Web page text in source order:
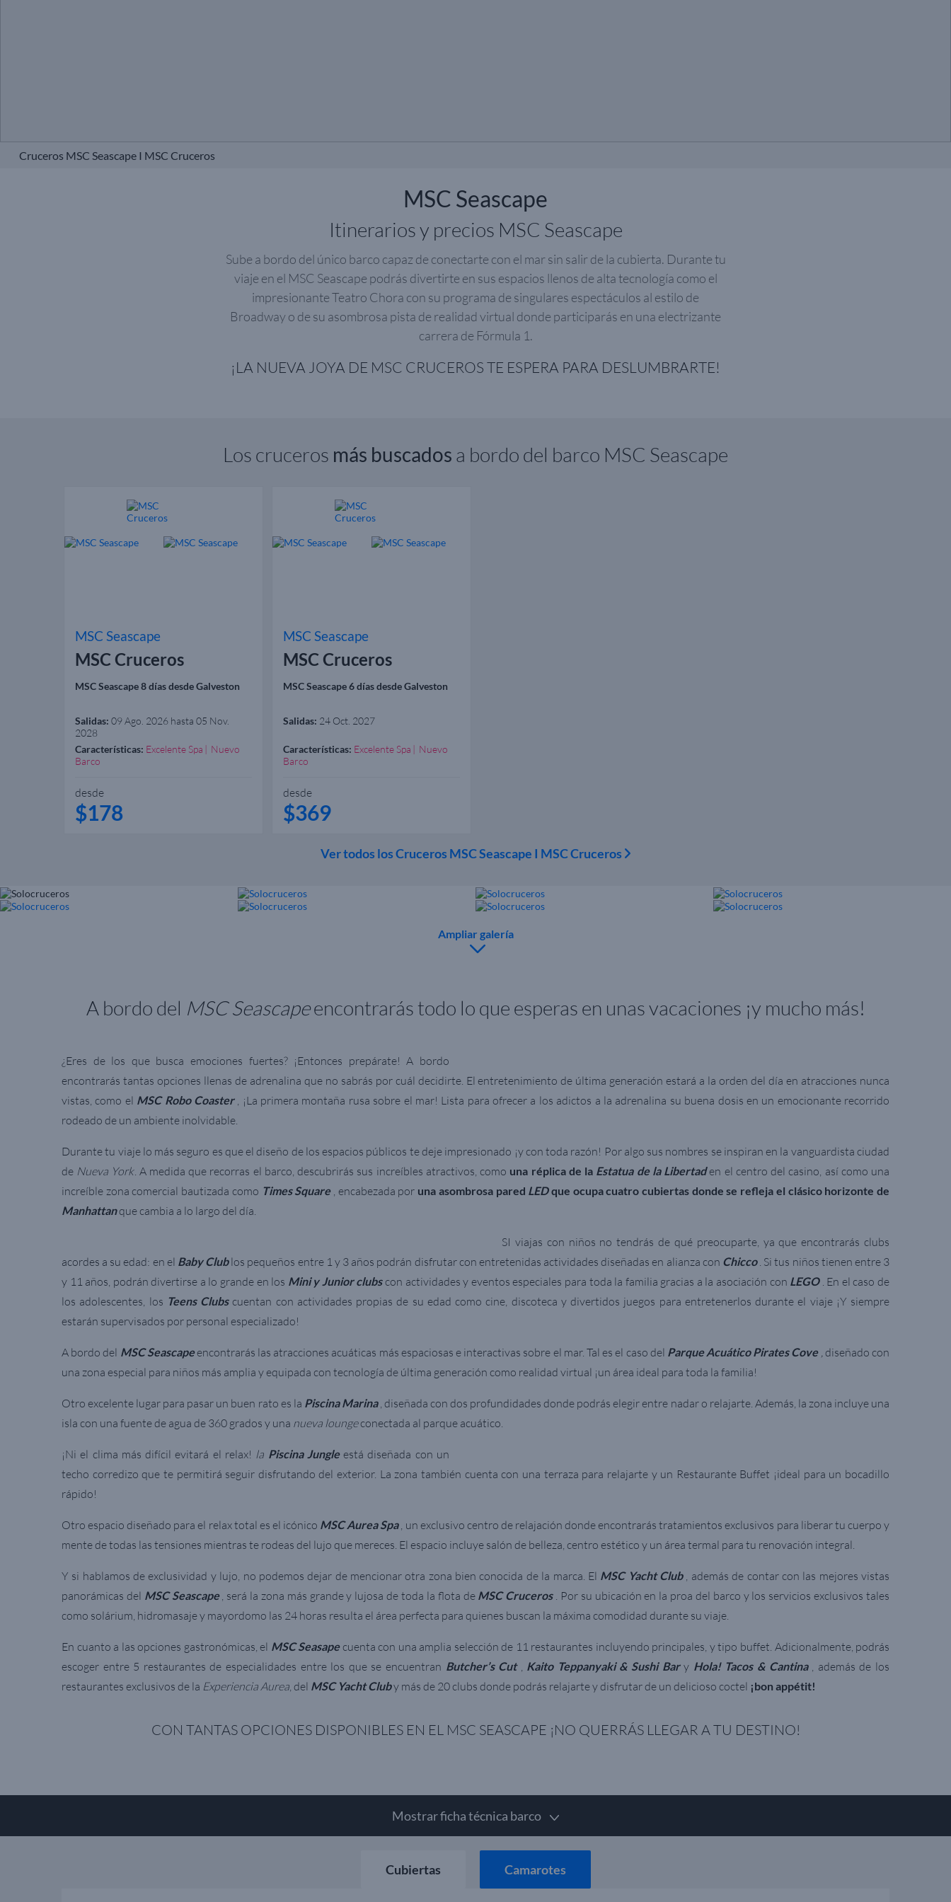
Cruceros MSC Seascape I MSC Cruceros
MSC Seascape
Itinerarios y precios MSC Seascape
Sube a bordo del único barco capaz de conectarte con el mar sin salir de la cubierta. Durante tu
viaje en el MSC Seascape podrás divertirte en sus espacios llenos de alta tecnología como el
impresionante Teatro Chora con su programa de singulares espectáculos al estilo de
Broadway o de su asombrosa pista de realidad virtual donde participarás en una electrizante
carrera de Fórmula 1.
¡LA NUEVA JOYA DE MSC CRUCEROS TE ESPERA PARA DESLUMBRARTE!
Los cruceros más buscados a bordo del barco MSC Seascape
MSC Seascape
MSC Cruceros
MSC Seascape 8 días desde Galveston
Salidas: 09 Ago. 2026 hasta 05 Nov.
2028
Características: Excelente Spa
Nuevo
Barco
desde
$178
MSC Seascape
MSC Cruceros
MSC Seascape 6 días desde Galveston
Salidas: 24 Oct. 2027
Características: Excelente Spa
Nuevo
Barco
desde
$369
Ver todos los Cruceros MSC Seascape I MSC Cruceros
Ampliar galería
A bordo del MSC Seascapeencontrarás todo lo que esperas en unas vacaciones ¡y mucho más!
¿Eres de los que busca emociones fuertes? ¡Entonces prepárate! A bordo
encontrarás tantas opciones llenas de adrenalina que no sabrás por cuál decidirte. El entretenimiento de última generación estará a la orden del día en atracciones nunca
vistas, como el MSC Robo Coaster , ¡La primera montaña rusa sobre el mar! Lista para ofrecer a los adictos a la adrenalina su buena dosis en un emocionante recorrido
rodeado de un ambiente inolvidable.
Durante tu viaje lo más seguro es que el diseño de los espacios públicos te deje impresionado ¡y con toda razón! Por algo sus nombres se inspiran en la vanguardista ciudad
de Nueva York. A medida que recorras el barco, descubrirás sus increíbles atractivos, como una réplica de la Estatua de la Libertad en el centro del casino, así como una
increíble zona comercial bautizada como Times Square , encabezada por una asombrosa pared LEDque ocupa cuatro cubiertas donde se refleja el clásico horizonte de
Manhattanque cambia a lo largo del día.
SI viajas con niños no tendrás de qué preocuparte, ya que encontrarás clubs
acordes a su edad: en el Baby Club los pequeños entre 1 y 3 años podrán disfrutar con entretenidas actividades diseñadas en alianza con Chicco . Si tus niños tienen entre 3
y 11 años, podrán divertirse a lo grande en los Mini y Junior clubs con actividades y eventos especiales para toda la familia gracias a la asociación con LEGO . En el caso de
los adolescentes, los Teens Clubs cuentan con actividades propias de su edad como cine, discoteca y divertidos juegos para entretenerlos durante el viaje ¡Y siempre
estarán supervisados por personal especializado!
A bordo del MSC Seascapeencontrarás las atracciones acuáticas más espaciosas e interactivas sobre el mar. Tal es el caso del Parque Acuático Pirates Cove ,diseñado con
una zona especial para niños más amplia y equipada con tecnología de última generación como realidad virtual ¡un área ideal para toda la familia!
Otro excelente lugar para pasar un buen rato es la Piscina Marina , diseñada con dos profundidades donde podrás elegir entre nadar o relajarte. Además, la zona incluye una
isla con una fuente de agua de 360 grados y una nueva loungeconectada al parque acuático.
¡Ni el clima más difícil evitará el relax! la Piscina Jungle está diseñada con un
techo corredizo que te permitirá seguir disfrutando del exterior. La zona también cuenta con una terraza para relajarte y un Restaurante Buffet ¡ideal para un bocadillo
rápido!
Otro espacio diseñado para el relax total es el icónico MSC Aurea Spa, un exclusivo centro de relajación donde encontrarás tratamientos exclusivos para liberar tu cuerpo y
mente de todas las tensiones mientras te rodeas del lujo que mereces. El espacio incluye salón de belleza, centro estético y un área termal para tu renovación integral.
Y si hablamos de exclusividad y lujo, no podemos dejar de mencionar otra zona bien conocida de la marca. El MSC Yacht Club , además de contar con las mejores vistas
panorámicas del MSC Seascape , será la zona más grande y lujosa de toda la flota de MSC Cruceros . Por su ubicación en la proa del barco y los servicios exclusivos tales
como solárium, hidromasaje y mayordomo las 24 horas resulta el área perfecta para quienes buscan la máxima comodidad durante su viaje.
En cuanto a las opciones gastronómicas, el MSC Seasape cuenta con una amplia selección de 11 restaurantes incluyendo principales, y tipo buffet. Adicionalmente, podrás
escoger entre 5 restaurantes de especialidades entre los que se encuentran Butcher’s Cut , Kaito Teppanyaki & Sushi Bar y Hola! Tacos & Cantina , además de los
restaurantes exclusivos de la Experiencia Aurea, del MSC Yacht Cluby más de 20 clubs donde podrás relajarte y disfrutar de un delicioso coctel ¡bon appétit!
CON TANTAS OPCIONES DISPONIBLES EN EL MSC SEASCAPE ¡NO QUERRÁS LLEGAR A TU DESTINO!
Mostrar ficha técnica barco
Cubiertas Camarotes